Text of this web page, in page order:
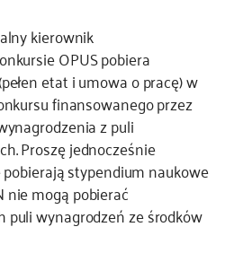
kierownik
OPUS pobiera
etat i umowa o pracę) w
finansowanego przez
z puli
Proszę jednocześnie
stypendium naukowe
mogą pobierać
wynagrodzeń ze środków